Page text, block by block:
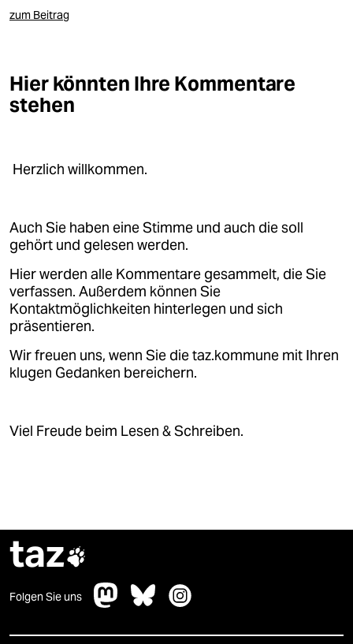
zum Beitrag
Hier könnten Ihre Kommentare
stehen
Herzlich willkommen.
Auch Sie haben eine Stimme und auch die soll
gehört und gelesen werden.
Hier werden alle Kommentare gesammelt, die Sie
verfassen. Außerdem können Sie
Kontaktmöglichkeiten hinterlegen und sich
präsentieren.
Wir freuen uns, wenn Sie die taz.kommune mit Ihren
klugen Gedanken bereichern.
Viel Freude beim Lesen & Schreiben.
taz
Folgen Sie uns